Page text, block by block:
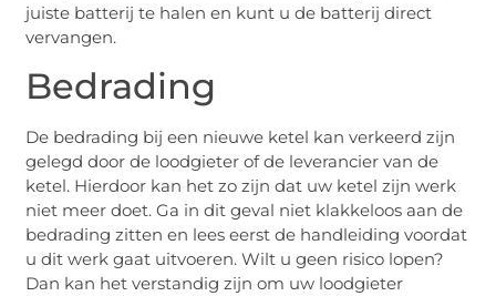
juiste batterij te halen en kunt u de batterij direct
vervangen.
Bedrading
De bedrading bij een nieuwe ketel kan verkeerd zijn
gelegd door de loodgieter of de leverancier van de
ketel. Hierdoor kan het zo zijn dat uw ketel zijn werk
niet meer doet. Ga in dit geval niet klakkeloos aan de
bedrading zitten en lees eerst de handleiding voordat
u dit werk gaat uitvoeren. Wilt u geen risico lopen?
Dan kan het verstandig zijn om uw loodgieter